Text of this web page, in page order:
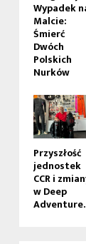
Wypadek
Malcie:
Śmierć
Dwóch
Polskich
Nurków
Przyszłość
jednostek
CCR i
w Deep